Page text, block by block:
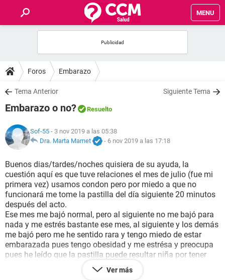
MENU
FOROS
SALUD
NUTRICIÓN
BIENESTAR
SEXUALIDAD
GLOSARIO
Foros Embarazo
Tema Anterior Siguiente Tema
Embarazo o no? Resuelto
Sof-55 - 3 nov 2019 a las 05:38
Dra. Marta Marnet
- 6 nov 2019 a las 17:18
Buenos dias/tardes/noches quisiera de su ayuda, la
cuestión aquí es que tuve relaciones el mes de julio (fue mi
primera vez) usamos condon pero por miedo a que no
funcionará me tome la pastilla del día siguiente 20 minutos
después del acto.
Ese mes me bajó normal, pero al siguiente no me bajó para
nada y me estrés bastante ese mes, al siguiente y los demás
me bajó pero me he sentido rara y tengo miedo de estar
embarazada pues tengo obesidad y me estrésa y preocupa
pues he leído que la pastilla puede resultar niña por tener
obesidad, tengo mucho miedo.
Y no se si sea psicológico esto o que pero la barriga la notó
Ver más